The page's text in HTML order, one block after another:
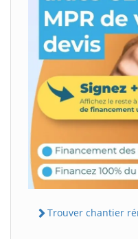
Trouver chantier